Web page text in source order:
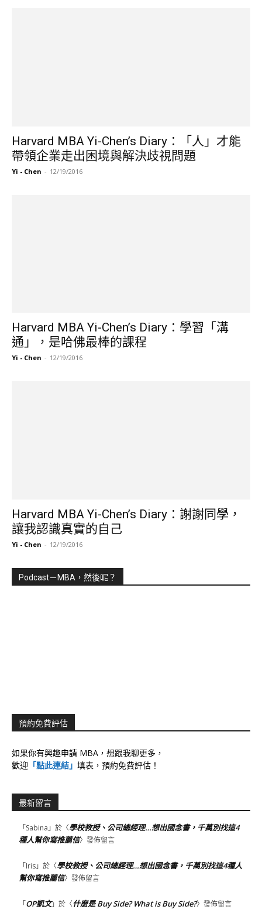
Harvard MBA Yi-Chen’s Diary：「人」才能
帶領企業走出困境與解決歧視問題
Yi - Chen - 12/19/2016
Harvard MBA Yi-Chen’s Diary：學習「溝
通」，是哈佛最棒的課程
Yi - Chen - 12/19/2016
Harvard MBA Yi-Chen’s Diary：謝謝同學，
讓我認識真實的自己
Yi - Chen - 12/19/2016
Podcast－MBA，然後呢？
預約免費評估
如果你有興趣申請 MBA，想跟我聊更多，
歡迎 「點此連結」 填表，預約免費評估！
最新留言
「Sabina 」於〈學校教授、公司總經理…想出國念書，千萬別找這4
種人幫你寫推薦信〉發佈留言
「Iris」於〈學校教授、公司總經理…想出國念書，千萬別找這4種人
幫你寫推薦信〉發佈留言
「OP凱文」於〈什麼是 Buy Side? What is Buy Side?〉發佈留言